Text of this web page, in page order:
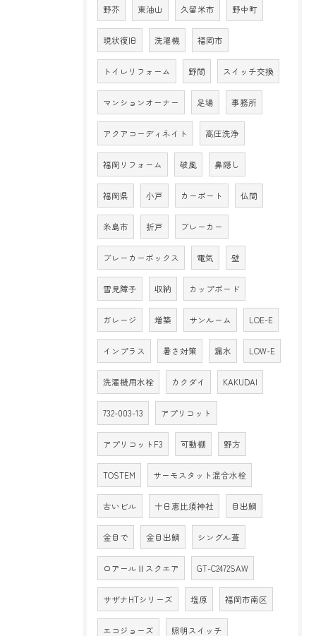
野芥 東油山 久留米市 野中町
現状復旧 洗濯機 福岡市
トイレリフォーム 野間 スイッチ交換
マンションオーナー 足場 事務所
アクアコーディネイト 高圧洗浄
福岡リフォーム 破風 鼻隠し
福岡県 小戸 カーポート 仏間
糸島市 折戸 ブレーカー
ブレーカーボックス 電気 壁
雪見障子 収納 カップボード
ガレージ 増築 サンルーム LOE-E
インプラス 暑さ対策 漏水 LOW-E
洗濯機用水栓 カクダイ KAKUDAI
732-003-13 アプリコット
アプリコットF3 可動棚 野方
TOSTEM サーモスタット混合水栓
古いビル 十日恵比須神社 目出鯛
金目で 金目出鯛 シングル葺
ロアールⅡスクエア GT-C2472SAW
サザナHTシリーズ 塩原 福岡市南区
エコジョーズ 照明スイッチ